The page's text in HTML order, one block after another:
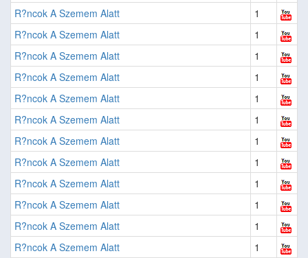
R?ncok A Szemem Alatt
1
R?ncok A Szemem Alatt
1
R?ncok A Szemem Alatt
1
R?ncok A Szemem Alatt
1
R?ncok A Szemem Alatt
1
R?ncok A Szemem Alatt
1
R?ncok A Szemem Alatt
1
R?ncok A Szemem Alatt
1
R?ncok A Szemem Alatt
1
R?ncok A Szemem Alatt
1
R?ncok A Szemem Alatt
1
R?ncok A Szemem Alatt
1